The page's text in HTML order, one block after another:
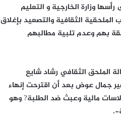
وزارة الخارجية و التعليم
الملحقية الثقافية والتصعيد بإغلاق
بهم وعدم تلبية مطالبهم
الملحق الثقافي رشاد شايع
جمال عوض بعد أن اقترحت إنهاء
مالية وعبث ضد الطلبة? وهو
.